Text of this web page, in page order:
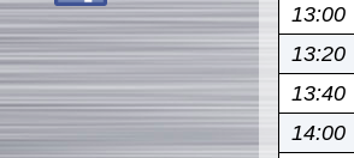
13:00
13:20
13:40
14:00